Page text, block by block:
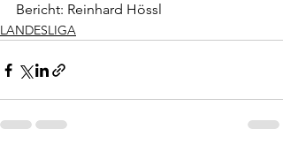
Bericht: Reinhard Hössl
LANDESLIGA